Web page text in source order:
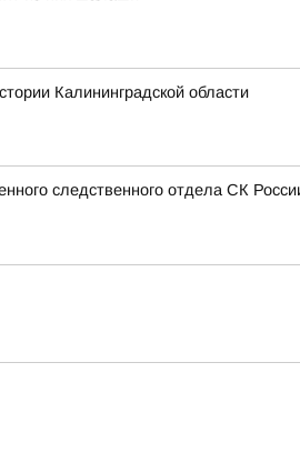
Калининградской области
следственного отдела СК